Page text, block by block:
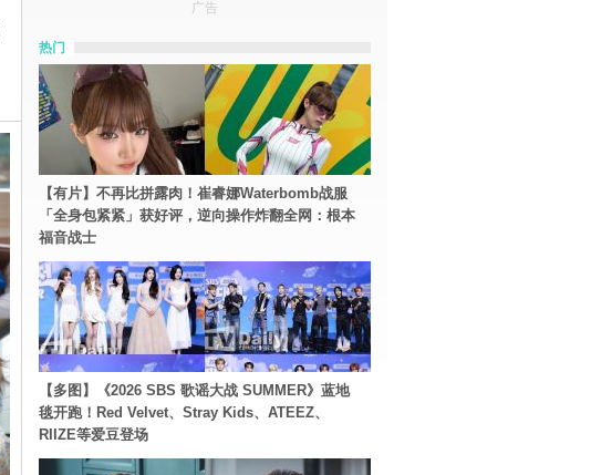
广告
热门
【有片】不再比拼露肉！崔睿娜Waterbomb战服
「全身包紧紧」获好评，逆向操作炸翻全网：根本
福音战士
【多图】《2026 SBS 歌谣大战 SUMMER》蓝地
毯开跑！Red Velvet、Stray Kids、ATEEZ、
RIIZE等爱豆登场